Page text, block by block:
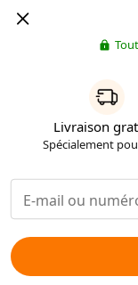
Livraison
Spécialement